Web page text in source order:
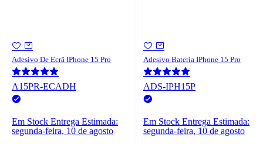
Adesivo De Ecrã IPhone 15 Pro
A15PR-ECADH
Em Stock Entrega Estimada:
segunda-feira, 10 de agosto
Adesivo Bateria IPhone 15 Pro
ADS-IPH15P
Em Stock Entrega Estimada:
segunda-feira, 10 de agosto